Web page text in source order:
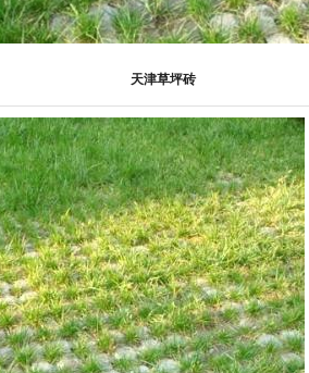
天津草坪砖